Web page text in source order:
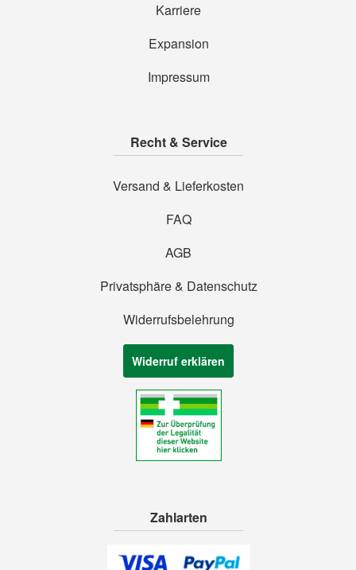
Karriere
Expansion
Impressum
Recht & Service
Versand & Lieferkosten
FAQ
AGB
Privatsphäre & Datenschutz
Widerrufsbelehrung
Widerruf erklären
Zahlarten